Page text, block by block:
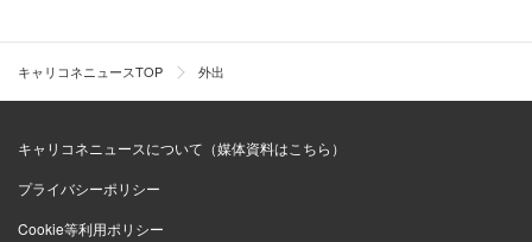
キャリコネニュースTOP 外出
キャリコネニュースについて（媒体資料はこちら）
プライバシーポリシー
Cookie等利用ポリシー